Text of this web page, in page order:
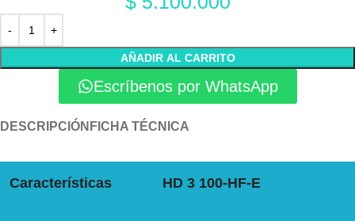
AÑADIR AL CARRITO
Escríbenos por WhatsApp
DESCRIPCIÓN FICHA TÉCNICA
Características HD 3 100-HF-E